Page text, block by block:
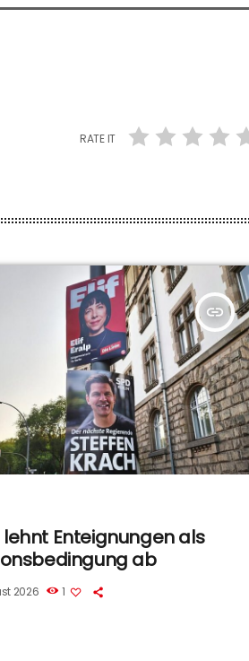
RATE IT
insert_link
lehnt Enteignungen als
ab
2026 1